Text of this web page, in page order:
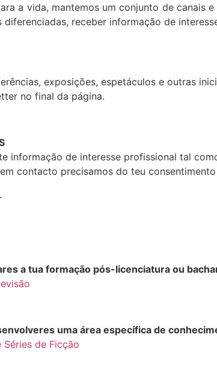
a vida, mantemos um conjunto de canais
receber informação de
exposições, espetáculos e outras
no final da página.
informação de interesse profissional tal
contacto precisamos do teu
.
a tua formação pós-licenciatura ou
uma área específica de
de Ficção